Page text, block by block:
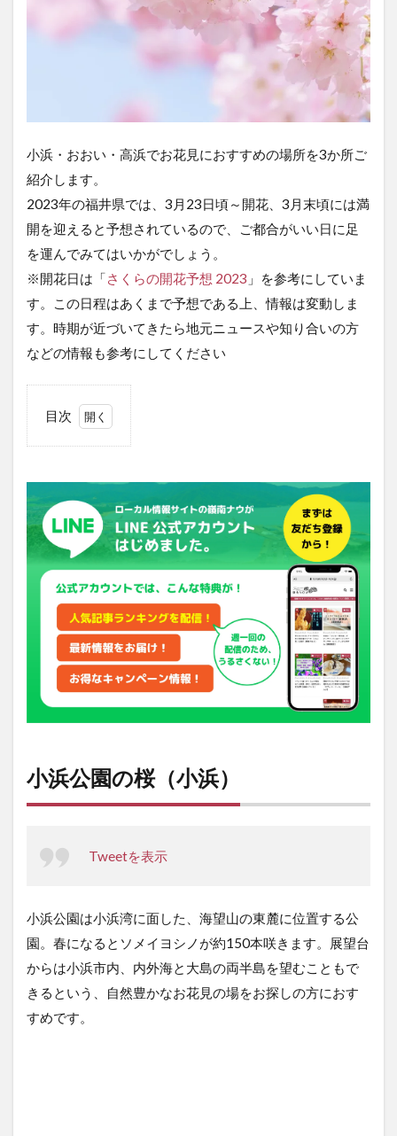
小浜・おおい・高浜でお花見におすすめの場所を3か所ご
紹介します。
2023年の福井県では、3月23日頃～開花、3月末頃には満
開を迎えると予想されているので、ご都合がいい日に足
を運んでみてはいかがでしょう。
※開花日は「さくらの開花予想 2023 」を参考にしていま
す。この日程はあくまで予想である上、情報は変動しま
す。時期が近づいてきたら地元ニュースや知り合いの方
などの情報も参考にしてください
目次
（小
丸山
公園
の桜
（お
おい
町）
五色
山公
浜
町）
小浜公園の桜（小浜）
Tweetを表示
小浜公園は小浜湾に面した、海望山の東麓に位置する公
園。春になるとソメイヨシノが約150本咲きます。展望台
からは小浜市内、内外海と大島の両半島を望むこともで
きるという、自然豊かなお花見の場をお探しの方におす
すめです。